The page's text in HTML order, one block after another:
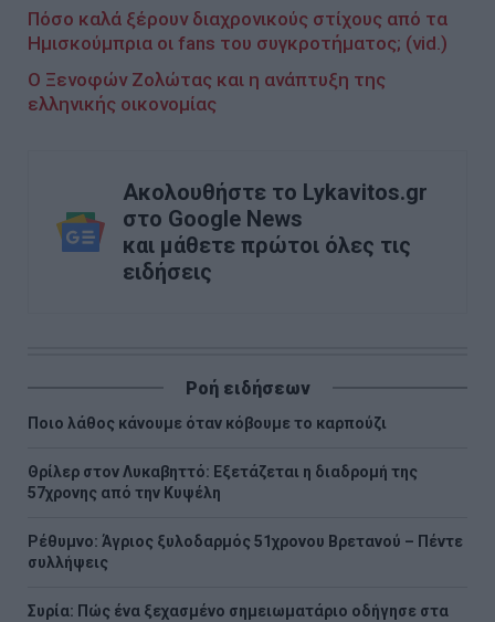
Πόσο καλά ξέρουν διαχρονικούς στίχους από τα
Ημισκούμπρια οι fans του συγκροτήματος; (vid.)
Ο Ξενοφών Ζολώτας και η ανάπτυξη της
ελληνικής οικονομίας
Ακολουθήστε το Lykavitos.gr
στο Google News
και μάθετε πρώτοι όλες τις
ειδήσεις
Ροή ειδήσεων
Ποιο λάθος κάνουμε όταν κόβουμε το καρπούζι
Θρίλερ στον Λυκαβηττό: Εξετάζεται η διαδρομή της
57χρονης από την Κυψέλη
Ρέθυμνο: Άγριος ξυλοδαρμός 51χρονου Βρετανού – Πέντε
συλλήψεις
Συρία: Πώς ένα ξεχασμένο σημειωματάριο οδήγησε στα